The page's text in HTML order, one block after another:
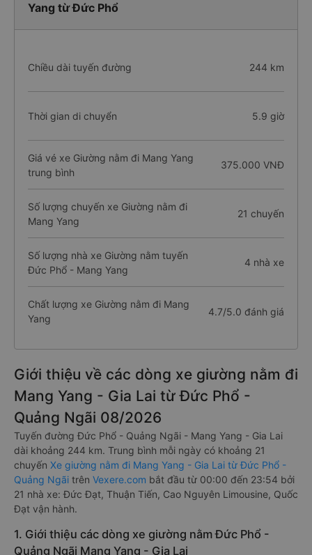
Yang từ Đức Phổ
Chiều dài tuyến đường 244 km
Thời gian di chuyển 5.9 giờ
Giá vé xe Giường nằm đi Mang Yang
trung bình
375.000 VNĐ
Số lượng chuyến xe Giường nằm đi
Mang Yang
21 chuyến
Số lượng nhà xe Giường nằm tuyến
Đức Phổ - Mang Yang
4 nhà xe
Chất lượng xe Giường nằm đi Mang
Yang
4.7/5.0 đánh giá
Giới thiệu về các dòng xe giường nằm đi
Mang Yang - Gia Lai từ Đức Phổ -
Quảng Ngãi 08/2026
Tuyến đường Đức Phổ - Quảng Ngãi - Mang Yang - Gia Lai
dài khoảng 244 km. Trung bình mỗi ngày có khoảng 21
chuyến Xe giường nằm đi Mang Yang - Gia Lai từ Đức Phổ -
Quảng Ngãi trên Vexere.com bắt đầu từ 00:00 đến 23:54 bởi
21 nhà xe: Đức Đạt, Thuận Tiến, Cao Nguyên Limousine, Quốc
Đạt vận hành.
1. Giới thiệu các dòng xe giường nằm Đức Phổ -
Quảng Ngãi Mang Yang - Gia Lai